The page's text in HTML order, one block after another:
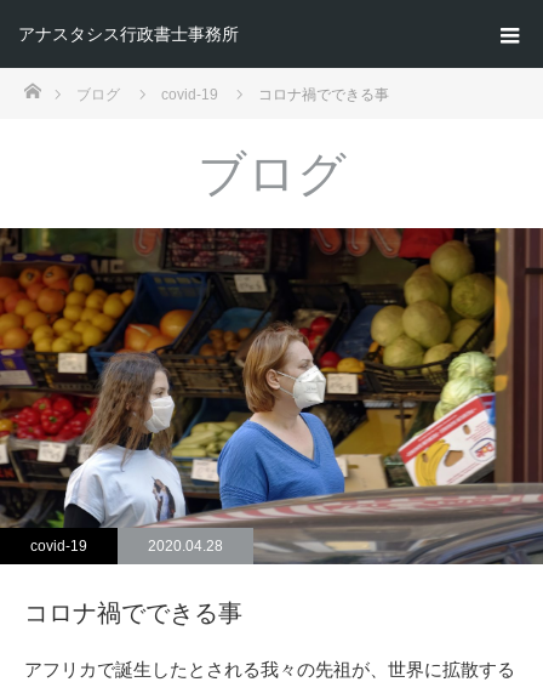
アナスタシス行政書士事務所
ホームブログ covid-19 コロナ禍でできる事
ブログ
covid-19 2020.04.28
コロナ禍でできる事
アフリカで誕生したとされる我々の先祖が、世界に拡散する